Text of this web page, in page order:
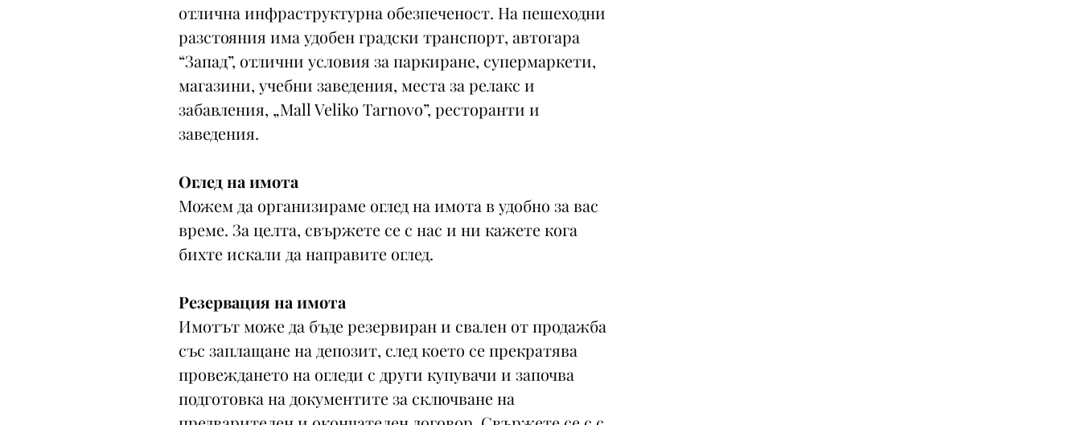
отлична инфраструктурна обезпеченост. На пешеходни
разстояния има удобен градски транспорт, автогара
“Запад”, отлични условия за паркиране, супермаркети,
магазини, учебни заведения, места за релакс и
забавления, „Mall Veliko Tarnovo”, рeсторанти и
заведения.
Оглед на имота
Можем да организираме оглед на имота в удобно за вас
време. За целта, свържете се с нас и ни кажете кога
бихте искали да направите оглед.
Резервация на имота
Имотът може да бъде резервиран и свален от продажба
със заплащане на депозит, след което се прекратява
провеждането на огледи с други купувачи и започва
подготовка на документите за сключване на